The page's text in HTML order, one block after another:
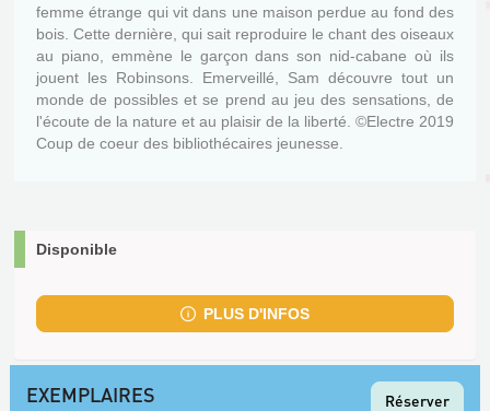
femme étrange qui vit dans une maison perdue au fond des
bois. Cette dernière, qui sait reproduire le chant des oiseaux
au piano, emmène le garçon dans son nid-cabane où ils
jouent les Robinsons. Emerveillé, Sam découvre tout un
monde de possibles et se prend au jeu des sensations, de
l'écoute de la nature et au plaisir de la liberté. ©Electre 2019
Coup de coeur des bibliothécaires jeunesse.
Disponible
PLUS D'INFOS
EXEMPLAIRES Réserver